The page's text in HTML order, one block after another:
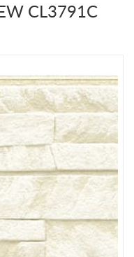
CL3791C